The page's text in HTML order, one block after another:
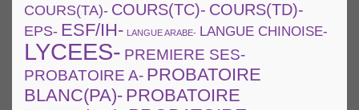
COURS(TA)- COURS(TC)- COURS(TD)-
EPS- ESF/IH- LANGUE ARABE- LANGUE CHINOISE-
LYCEES- PREMIERE SES-
PROBATOIRE A- PROBATOIRE
BLANC(PA)- PROBATOIRE